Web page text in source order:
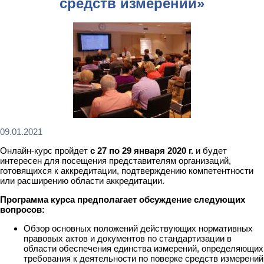
средств измерений»
09.01.2021
Онлайн-курс пройдет с 27 по 29 января 2020 г. и будет
интересен для посещения представителям организаций,
готовящихся к аккредитации, подтверждению компетентности
или расширению области аккредитации.
Программа курса предполагает обсуждение следующих
вопросов:
Обзор основных положений действующих нормативных
правовых актов и документов по стандартизации в
области обеспечения единства измерений, определяющих
требования к деятельности по поверке средств измерений